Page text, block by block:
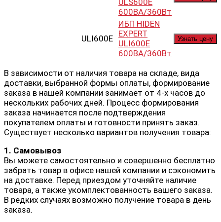
600ВА/360Вт
ULI600E
ИБП HIDEN
EXPERT
ULI600E
600ВА/360Вт
Узнать цену
В зависимости от наличия товара на складе, вида
доставки, выбранной формы оплаты, формирование
заказа в нашей компании занимает от 4-х часов до
нескольких рабочих дней. Процесс формирования
заказа начинается после подтверждения
покупателем оплаты и готовности принять заказ.
Существует несколько вариантов получения товара:
1. Самовывоз
Вы можете самостоятельно и совершенно бесплатно
забрать товар в офисе нашей компании и сэкономить
на доставке. Перед приездом уточняйте наличие
товара, а также укомплектованность вашего заказа.
В редких случаях возможно получение товара в день
заказа.